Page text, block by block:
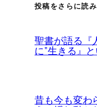
投稿をさらに読
聖書が語る『
に”生きる』
昔も今も変わ